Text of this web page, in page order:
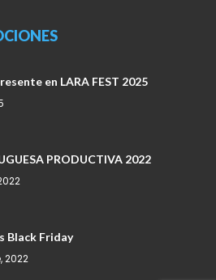
en LARA FEST 2025
PRODUCTIVA 2022
Black Friday
2022